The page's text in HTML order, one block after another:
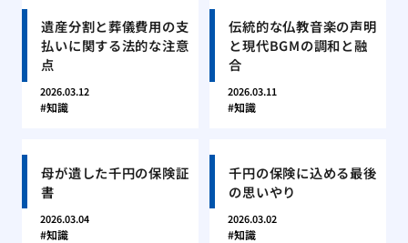
遺産分割と葬儀費用の支
払いに関する法的な注意
点
2026.03.12
知識
伝統的な仏教音楽の声明
と現代BGMの調和と融
合
2026.03.11
知識
母が遺した千円の保険証
書
2026.03.04
知識
千円の保険に込める最後
の思いやり
2026.03.02
知識